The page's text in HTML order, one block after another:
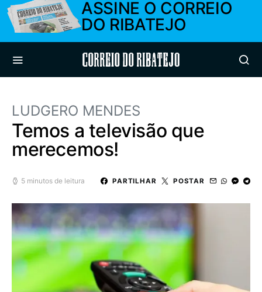
ASSINE O CORREIO
DO RIBATEJO
Correio do Ribatejo
LUDGERO MENDES
Temos a televisão que
merecemos!
5 minutos de leitura PARTILHAR POSTAR